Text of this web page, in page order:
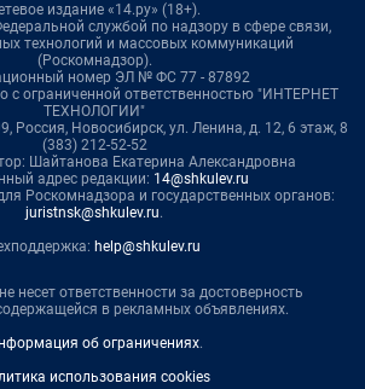
издание «14.ру» (18+).
службой по надзору в сфере связи,
технологий и массовых коммуникаций
(Роскомнадзор).
номер ЭЛ № ФС 77 - 87892
с ограниченной ответственностью "ИНТЕРНЕТ
ТЕХНОЛОГИИ"
Россия, Новосибирск, ул. Ленина, д. 12, 6 этаж, 8
(383) 212-52-52
Шайтанова Екатерина Александровна
адрес редакции: 14@shkulev.ru
Роскомнадзора и государственных органов:
juristnsk@shkulev.ru.
help@shkulev.ru
несет ответственности за достоверность
в рекламных объявлениях.
об ограничениях.
использования cookies